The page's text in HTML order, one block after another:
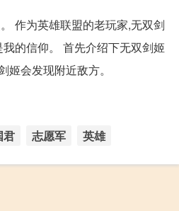
作为英雄联盟的老玩家,无双剑
的信仰。 首先介绍下无双剑姬
姬会发现附近敌方。
君 志愿军 英雄